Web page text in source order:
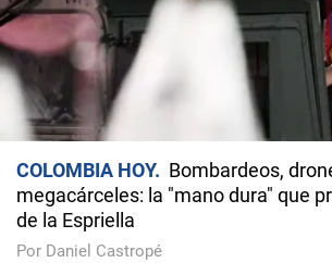
COLOMBIA HOY
Bombardeos,
megacárceles: la "mano dura" que
de la Espriella
Por Daniel Castropé